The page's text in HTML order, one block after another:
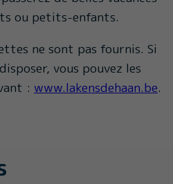
ou petits-enfants.
ne sont pas fournis. Si
vous pouvez les
: www.lakensdehaan.be.